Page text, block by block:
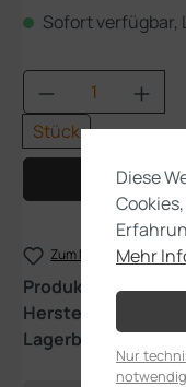
Sofort verfügbar,
Produkt
Stück
Zum Merkzettel
Produktnummer:
Hersteller:
Games
Lagerbestand:2
Diese
Mehr
Nur